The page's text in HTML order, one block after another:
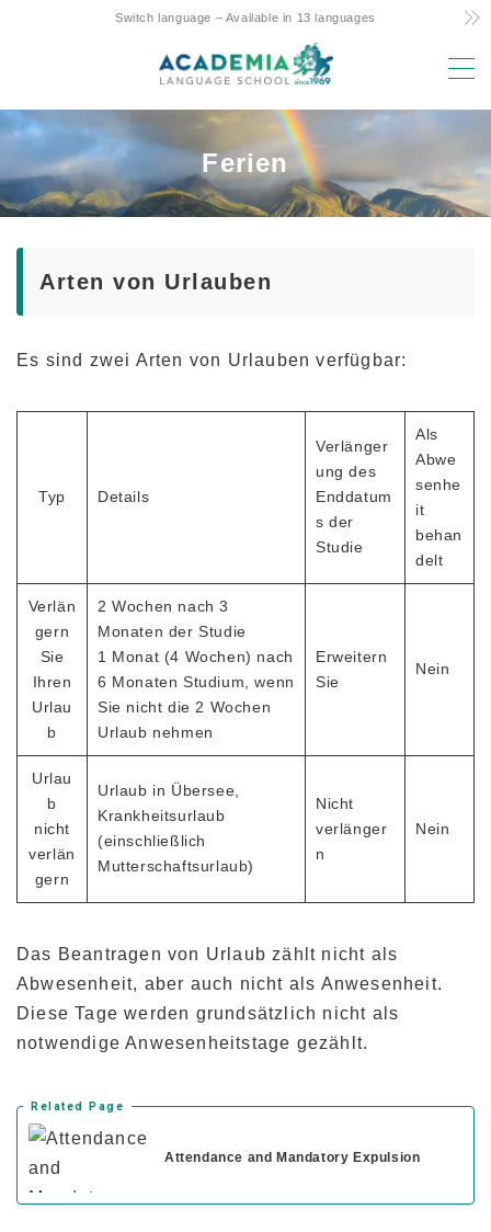
Switch language – Available in 13 languages
Gründe für die Wahl
Kostengünstig! Commitment and Secrets
Unterstützung
Erfahrene Fakultät
Mittlere Stufe
Fortgeschrittene Stufe
Business Englisch
TOEIC & TOEFL Vorbereitung
Gebühren
Studiengebühren für neue Studenten mit F-1
Visum
Studentenvisa (ESTA, e-Visa, etc.)
Studiengebühren für Kama’aina (U.S.
Staatsbürger oder Green Card Inhaber)
Studiengebühren für derzeitige Studenten
Gebühren für die Unterkunft
Nachmittagskurse für Transferstudenten und
Ferien
Arten von Urlauben
Es sind zwei Arten von Urlauben verfügbar:
Typ Details
Verlänger
ung des
Enddatum
s der
Studie
Als
Abwe
senhe
it
behan
delt
Verlän
gern
Sie
Ihren
Urlau
b
2 Wochen nach 3
Monaten der Studie
1 Monat (4 Wochen) nach
6 Monaten Studium, wenn
Sie nicht die 2 Wochen
Urlaub nehmen
Erweitern
Sie
Nein
Urlau
b
nicht
verlän
gern
Urlaub in Übersee,
Krankheitsurlaub
(einschließlich
Mutterschaftsurlaub)
Nicht
verlänger
n
Nein
Das Beantragen von Urlaub zählt nicht als
Abwesenheit, aber auch nicht als Anwesenheit.
Diese Tage werden grundsätzlich nicht als
notwendige Anwesenheitstage gezählt.
Related Page
Attendance and Mandatory Expulsion